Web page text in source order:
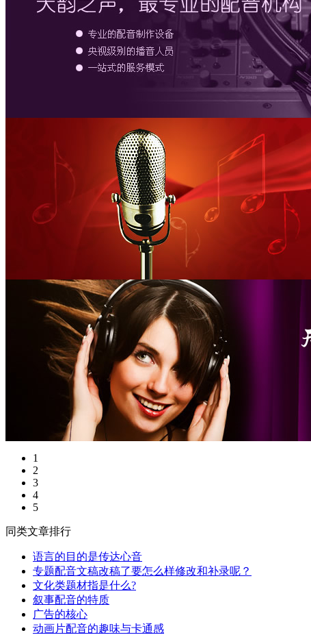
1
2
3
4
5
同类文章排行
语言的目的是传达心音
专题配音文稿改稿了要怎么样修改和补录呢？
文化类题材指是什么?
叙事配音的特质
广告的核心
动画片配音的趣味与卡通感